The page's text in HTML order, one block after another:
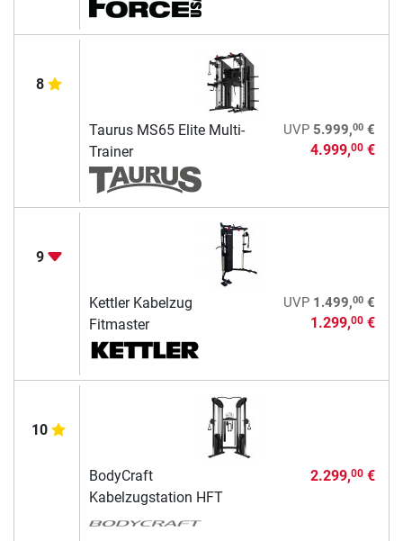
8
Taurus MS65 Elite Multi-
Trainer
UVP 5.999,00€
4.999,00€
9
Kettler Kabelzug
Fitmaster
UVP 1.499,00€
1.299,00€
10
BodyCraft
Kabelzugstation HFT
2.299,00€